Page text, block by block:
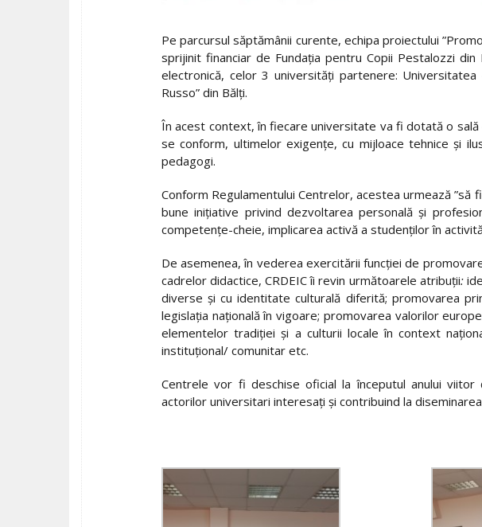
Pe parcursul săptămânii curente, echipa proiectului
sprijinit financiar de Fundaţia pentru Copii Pestalozzi
electronică, celor 3 universităţi partenere:
Russo” din Bălţi.
În acest context, în fiecare universitate va fi dotată o sală
se conform, ultimelor exigenţe, cu mijloace tehnice şi
pedagogi.
Conform Regulamentului Centrelor, acestea urmează
bune iniţiative privind dezvoltarea personală şi
competenţe-cheie, implicarea activă a studenţilor în
De asemenea, în vederea exercitării funcţiei de
cadrelor didactice, CRDEIC îi revin următoarele atribuţii:
diverse şi cu identitate culturală diferită; promovarea
legislaţia naţională în vigoare; promovarea valorilor
elementelor tradiţiei şi a culturii locale în context
instituţional/ comunitar etc.
Centrele vor fi deschise oficial la începutul anului
actorilor universitari interesaţi şi contribuind la